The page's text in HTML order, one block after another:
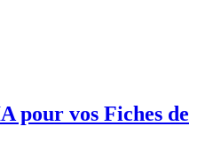
pour vos Fiches de